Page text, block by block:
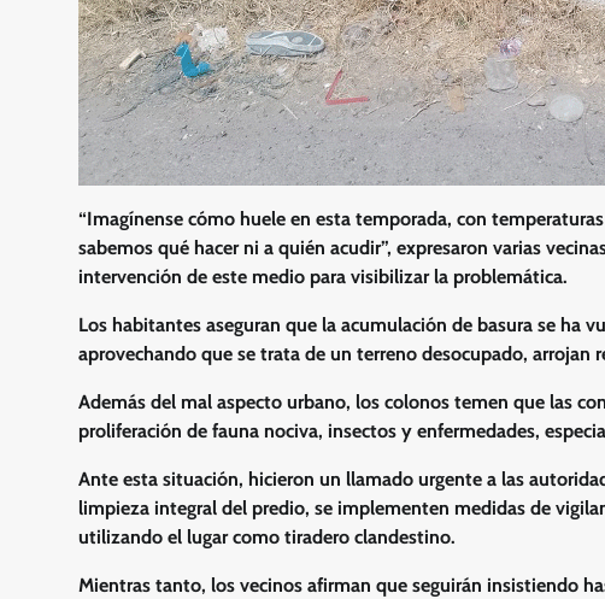
“Imagínense cómo huele en esta temporada, con
sabemos qué hacer ni a quién acudir”, expresaron varias
intervención de este medio para visibilizar la problemática.
Los habitantes aseguran que la acumulación de basura se ha
aprovechando que se trata de un terreno desocupado, arrojan
Además del mal aspecto urbano, los colonos temen que las
proliferación de fauna nociva, insectos y enfermedades,
Ante esta situación, hicieron un llamado urgente a las
limpieza integral del predio, se implementen medidas de
utilizando el lugar como tiradero clandestino.
Mientras tanto, los vecinos afirman que seguirán insistiendo